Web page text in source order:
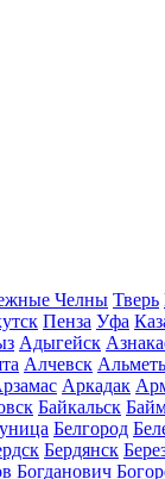
Челны Тверь
Пенза Уфа
Адыгейск
Алчевск
Аркадак
Байкальск
Белгород
Бердянск
Богданович